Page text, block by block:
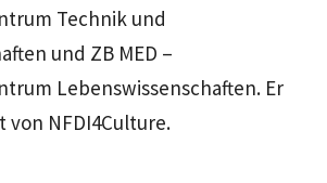
Technik und
und ZB MED –
Lebenswissenschaften. Er
NFDI4Culture.